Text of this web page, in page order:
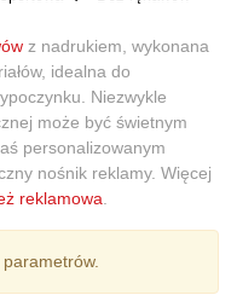
z nadrukiem, wykonana
idealna do
Niezwykle
może być świetnym
personalizowanym
nośnik reklamy. Więcej
reklamowa